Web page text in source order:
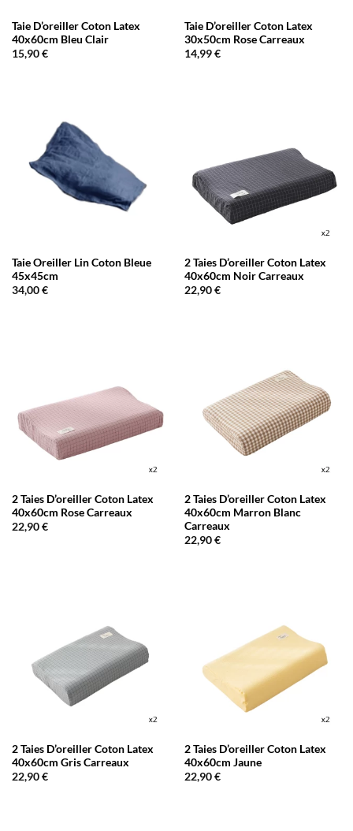
Taie D’oreiller Coton Latex
40x60cm Bleu Clair
15,90€
Taie D’oreiller Coton Latex
30x50cm Rose Carreaux
14,99€
Taie Oreiller Lin Coton Bleue
45x45cm
34,00€
2 Taies D’oreiller Coton Latex
40x60cm Noir Carreaux
22,90€
2 Taies D’oreiller Coton Latex
40x60cm Rose Carreaux
22,90€
2 Taies D’oreiller Coton Latex
40x60cm Marron Blanc
Carreaux
22,90€
2 Taies D’oreiller Coton Latex
40x60cm Gris Carreaux
22,90€
2 Taies D’oreiller Coton Latex
40x60cm Jaune
22,90€